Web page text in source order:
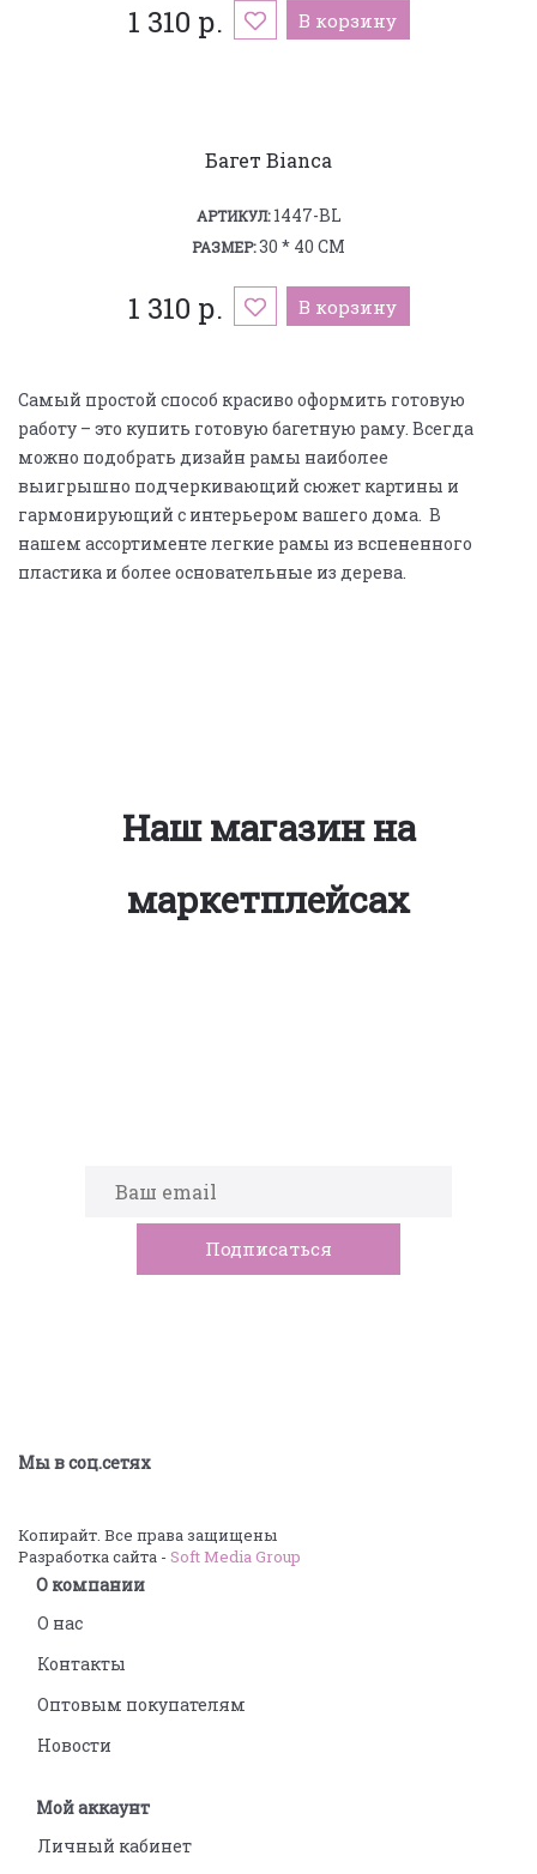
1 310 р. В корзину
Багет Bianca
АРТИКУЛ:1447-BL
РАЗМЕР:30 * 40 СМ
1 310 р. В корзину
Самый простой способ красиво оформить готовую
работу – это купить готовую багетную раму. Всегда
можно подобрать дизайн рамы наиболее
выигрышно подчеркивающий сюжет картины и
гармонирующий с интерьером вашего дома. В
нашем ассортименте легкие рамы из вспененного
пластика и более основательные из дерева.
Наш магазин на
маркетплейсах
Мы в соц.сетях
Копирайт. Все права защищены
Разработка сайта - Soft Media Group
О компании
О нас
Контакты
Оптовым покупателям
Новости
Мой аккаунт
Личный кабинет